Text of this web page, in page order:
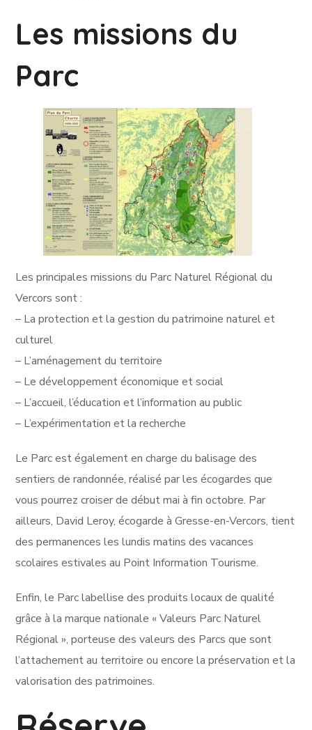
Les missions du
Parc
Les principales missions du Parc Naturel Régional du
Vercors sont :
– La protection et la gestion du patrimoine naturel et
culturel
– L’aménagement du territoire
– Le développement économique et social
– L’accueil, l’éducation et l’information au public
– L’expérimentation et la recherche
Le Parc est également en charge du balisage des
sentiers de randonnée, réalisé par les écogardes que
vous pourrez croiser de début mai à fin octobre. Par
ailleurs, David Leroy, écogarde à Gresse-en-Vercors, tient
des permanences les lundis matins des vacances
scolaires estivales au Point Information Tourisme.
Enfin, le Parc labellise des produits locaux de qualité
grâce à la marque nationale « Valeurs Parc Naturel
Régional », porteuse des valeurs des Parcs que sont
l’attachement au territoire ou encore la préservation et la
valorisation des patrimoines.